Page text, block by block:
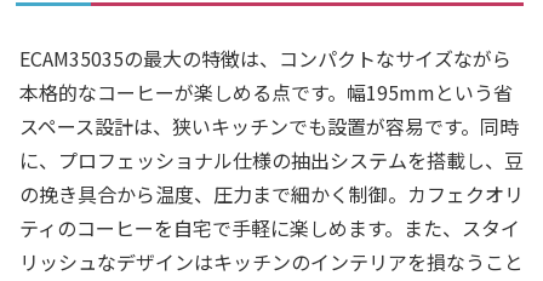
ECAM35035の最大の特徴は、コンパクトなサイズながら
本格的なコーヒーが楽しめる点です。幅195mmという省
スペース設計は、狭いキッチンでも設置が容易です。同時
に、プロフェッショナル仕様の抽出システムを搭載し、豆
の挽き具合から温度、圧力まで細かく制御。カフェクオリ
ティのコーヒーを自宅で手軽に楽しめます。また、スタイ
リッシュなデザインはキッチンのインテリアを損なうこと